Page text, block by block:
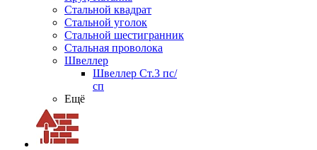
Стальной квадрат
Стальной уголок
Стальной шестигранник
Стальная проволока
Швеллер
Швеллер Ст.3 пс/
сп
Ещё